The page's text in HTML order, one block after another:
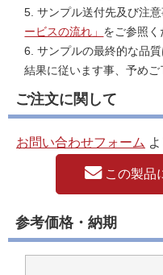
5. サンプル送付先及び注意
ービスの流れ」 をご参照く
6. サンプルの最終的な品
結果に従います事、予めご
ご注文に関して
お問い合わせフォーム
この製品
参考価格・納期